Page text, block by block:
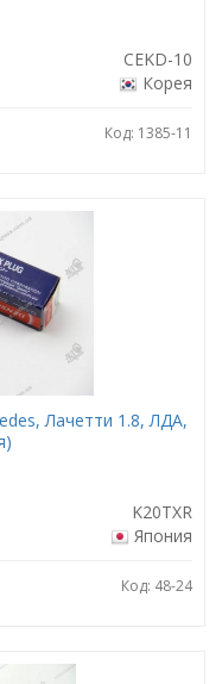
CEKD-10
Корея
Код: 1385-11
Лачетти 1.8, ЛДА,
K20TXR
Япония
Код: 48-24